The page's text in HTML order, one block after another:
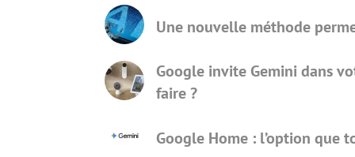
Une nouvelle méthode
Google invite Gemini dans
faire ?
Google Home : l’option que